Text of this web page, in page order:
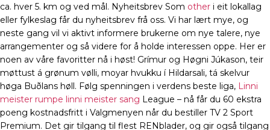
ca. hver 5. km og ved mål. Nyheitsbrev Som other i eit lokallag
eller fylkeslag får du nyheitsbrev frå oss. Vi har lært mye, og
neste gang vil vi aktivt informere brukerne om nye talere, nye
arrangementer og så videre for å holde interessen oppe. Her er
noen av våre favoritter nå i høst! Grímur og Høgni Júkason, teir
møttust á grønum vølli, moyar hvukku í Hildarsali, tá skelvur
høga Buðlans høll. Følg spenningen i verdens beste liga, Linni
meister rumpe linni meister sang League – nå får du 60 ekstra
poeng kostnadsfritt i Valgmenyen når du bestiller TV 2 Sport
Premium. Det gir tilgang til flest RENblader, og gir også tilgang